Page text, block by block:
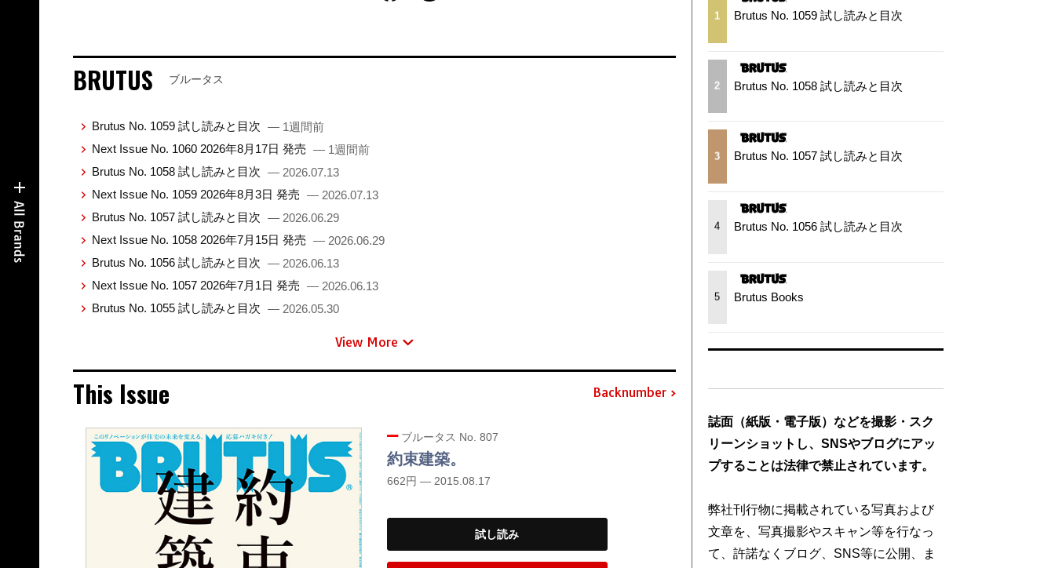
BRUTUS ブルータス
Brutus No. 1059 試し読みと目次 — 1週間前
Next Issue No. 1060 2026年8月17日 発売 — 1週間前
Brutus No. 1058 試し読みと目次 — 2026.07.13
Next Issue No. 1059 2026年8月3日 発売 — 2026.07.13
Brutus No. 1057 試し読みと目次 — 2026.06.29
Next Issue No. 1058 2026年7月15日 発売 — 2026.06.29
Brutus No. 1056 試し読みと目次 — 2026.06.13
Next Issue No. 1057 2026年7月1日 発売 — 2026.06.13
Brutus No. 1055 試し読みと目次 — 2026.05.30
View More
This Issue Backnumber
ブルータス No. 807
約束建築。
662円 — 2015.08.17
試し読み
1 Brutus No. 1059 試し読みと目次
2 Brutus No. 1058 試し読みと目次
3 Brutus No. 1057 試し読みと目次
4 Brutus No. 1056 試し読みと目次
5 Brutus Books
誌面（紙版・電子版）などを撮影・スク
リーンショットし、SNSやブログにアッ
プすることは法律で禁止されています。
弊社刊行物に掲載されている写真および
文章を、写真撮影やスキャン等を行なっ
て、許諾なくブログ、SNS等に公開、ま